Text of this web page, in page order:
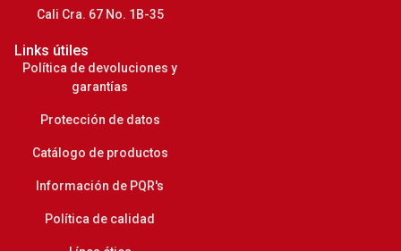
Cali Cra. 67 No. 1B-35
Links útiles
Política de devoluciones y
garantías
Protección de datos
Catálogo de productos
Información de PQR's
Política de calidad